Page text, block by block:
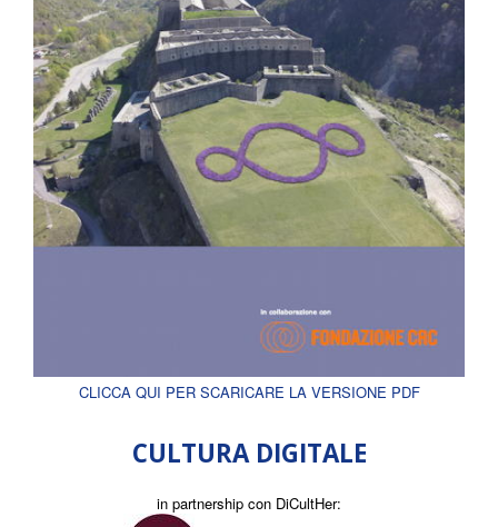
CLICCA QUI PER SCARICARE LA VERSIONE PDF
CULTURA DIGITALE
in partnership con DiCultHer: